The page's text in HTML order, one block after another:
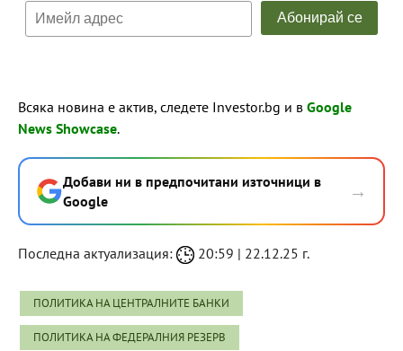
Всяка новина е актив, следете Investor.bg и в Google
News Showcase.
Добави ни в предпочитани източници в
Google
→
Последна актуализация: 20:59 | 22.12.25 г.
ПОЛИТИКА НА ЦЕНТРАЛНИТЕ БАНКИ
ПОЛИТИКА НА ФЕДЕРАЛНИЯ РЕЗЕРВ